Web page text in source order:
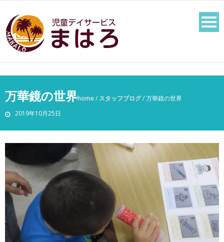
万華鏡の世界
2019年10月25日
home/ スタッフブログ/万華鏡の世界